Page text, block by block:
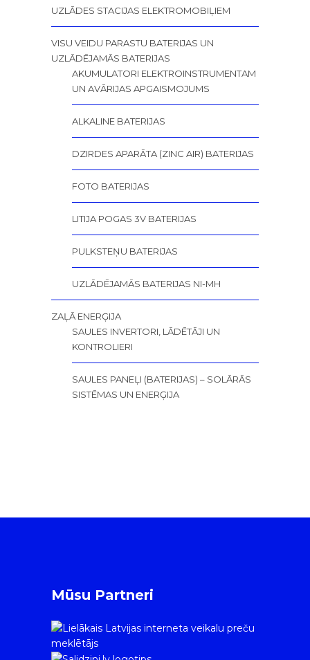
UZLĀDES STACIJAS ELEKTROMOBIĻIEM
VISU VEIDU PARASTU BATERIJAS UN
UZLĀDĒJAMĀS BATERIJAS
AKUMULATORI ELEKTROINSTRUMENTAM
UN AVĀRIJAS APGAISMOJUMS
ALKALINE BATERIJAS
DZIRDES APARĀTA (ZINC AIR) BATERIJAS
FOTO BATERIJAS
LITIJA POGAS 3V BATERIJAS
PULKSTEŅU BATERIJAS
UZLĀDĒJAMĀS BATERIJAS NI-MH
ZAĻĀ ENERĢIJA
SAULES INVERTORI, LĀDĒTĀJI UN
KONTROLIERI
SAULES PANEĻI (BATERIJAS) – SOLĀRĀS
SISTĒMAS UN ENERĢIJA
Mūsu Partneri